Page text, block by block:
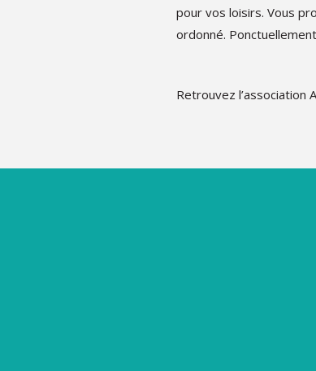
pour vos loisirs. Vous
ordonné.
Retrouvez l’association